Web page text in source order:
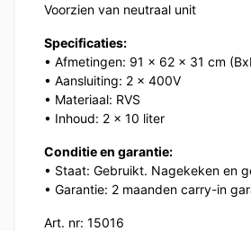
Voorzien van neutraal unit
Specificaties:
• Afmetingen: 91 x 62 x 31 cm
• Aansluiting: 2 x 400V
• Materiaal: RVS
• Inhoud: 2 x 10 liter
Conditie en garantie:
• Staat: Gebruikt. Nagekeken en
• Garantie: 2 maanden carry-in
Art. nr: 15016